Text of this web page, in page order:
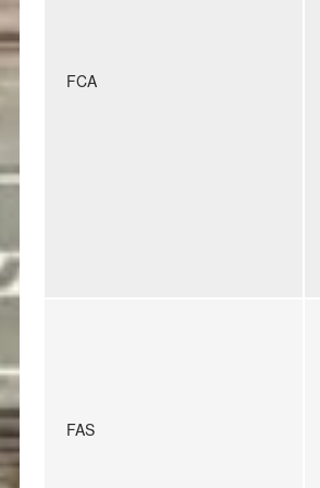
FCA
FAS